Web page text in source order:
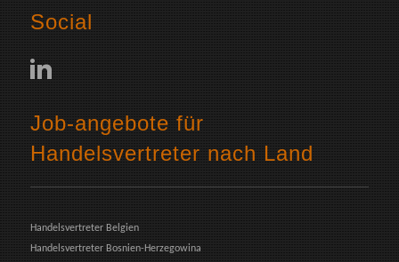
Social
Job-angebote für
Handelsvertreter nach Land
Handelsvertreter Belgien
Handelsvertreter Bosnien-Herzegowina